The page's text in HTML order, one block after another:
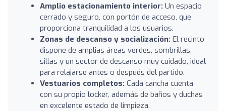
Amplio estacionamiento interior: Un espacio
cerrado y seguro, con portón de acceso, que
proporciona tranquilidad a los usuarios.
Zonas de descanso y socialización: El recinto
dispone de amplias áreas verdes, sombrillas,
sillas y un sector de descanso muy cuidado, ideal
para relajarse antes o después del partido.
Vestuarios completos: Cada cancha cuenta
con su propio locker, además de baños y duchas
en excelente estado de limpieza.